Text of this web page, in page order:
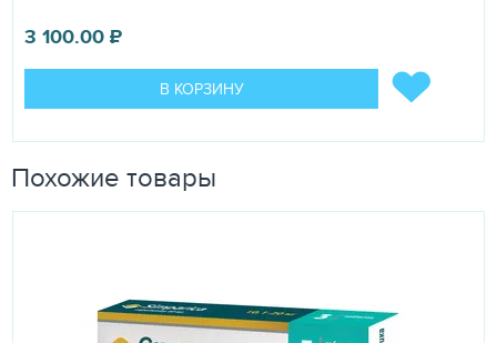
3 100.00₽
В КОРЗИНУ
Похожие товары